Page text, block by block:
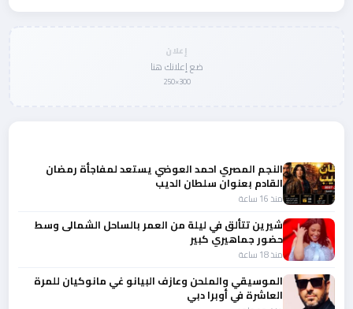
إعلان
ضع إعلانك هنا
300×250
النجم المصري احمد العوضي يستعد لمفاجأة رمضان
القادم بعنوان سلطان الديب
منذ 16 ساعة
شيرين تتألق في ليلة من العمر بالساحل الشمالى وسط
حضور جماهيري كبير
منذ 18 ساعة
الموسيقي والملحن وعازف البيانو غي مانوكيان للمرة
العاشرة في أوبرا دبي